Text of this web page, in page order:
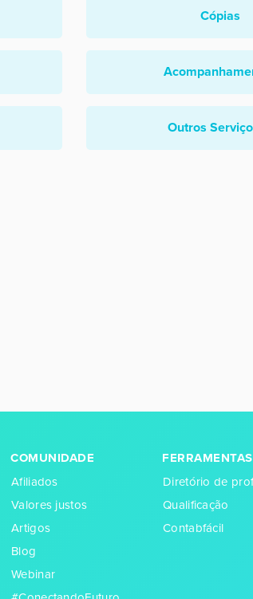
Cópias
Outros
COMUNIDADE
Afiliados
Valores justos
Artigos
Blog
Webinar
FERRAMENTAS
Diretório de
Qualificação
Contabfácil